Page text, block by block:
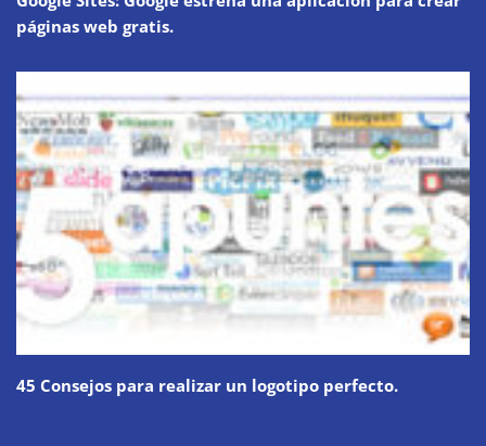
páginas web gratis.
45 Consejos para realizar un logotipo perfecto.